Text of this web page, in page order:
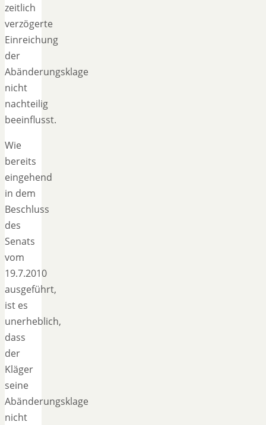
zeitlich
verzögerte
Einreichung
der
Abänderungsklage
nicht
nachteilig
beeinflusst.
Wie
bereits
eingehend
in dem
Beschluss
des
Senats
vom
19.7.2010
ausgeführt,
ist es
unerheblich,
dass
der
Kläger
seine
Abänderungsklage
nicht